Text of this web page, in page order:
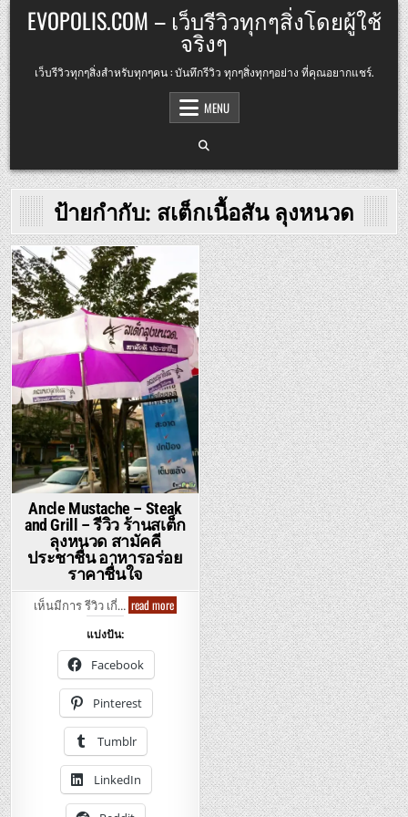
Skip
to
content
EVOPOLIS.COM – เว็บรีวิวทุกๆสิ่งโดยผู้ใช้
จริงๆ
เว็บรีวิวทุกๆสิ่งสำหรับทุกๆคน : บันทึกรีวิว ทุกๆสิ่งทุกๆอย่าง ที่คุณอยากแชร์.
MENU
ป้ายกำกับ: สเต็กเนื้อสัน ลุงหนวด
Posted
in
Ancle Mustache – Steak
and Grill – รีวิว ร้านสเต็ก
ลุงหนวด สามัคคี
ประชาชื่น อาหารอร่อย
ราคาชื่นใจ
เห็นมีการ รีวิว เกี่… read moreAncle
Mustache
หนวด
สามัคคี
ประชาชื่น
อาหาร
อร่อย
แบ่งปัน:
Facebook
Pinterest
Tumblr
LinkedIn